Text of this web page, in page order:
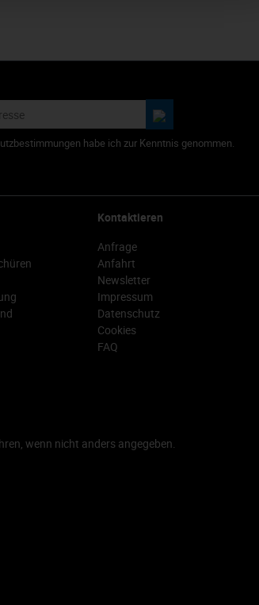
habe ich zur Kenntnis genommen.
Kontaktieren
Anfrage
Anfahrt
Newsletter
Impressum
Datenschutz
Cookies
FAQ
wenn nicht anders angegeben.